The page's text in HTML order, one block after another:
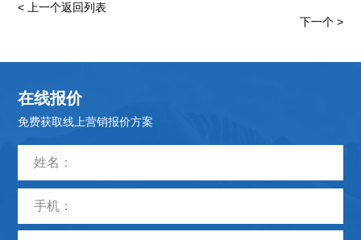
< 上一个返回列表
下一个 >
在线报价
免费获取线上营销报价方案